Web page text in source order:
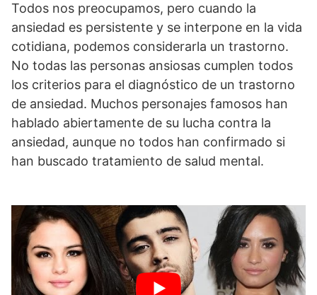
Todos nos preocupamos, pero cuando la
ansiedad es persistente y se interpone en la vida
cotidiana, podemos considerarla un trastorno.
No todas las personas ansiosas cumplen todos
los criterios para el diagnóstico de un trastorno
de ansiedad. Muchos personajes famosos han
hablado abiertamente de su lucha contra la
ansiedad, aunque no todos han confirmado si
han buscado tratamiento de salud mental.